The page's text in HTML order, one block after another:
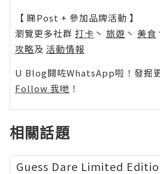
【 睇Post + 參加品牌活動 】
瀏覽更多社群 打卡 丶 旅遊 丶 美食
攻略及 活動情報
U Blog開咗WhatsApp啦！發掘
Follow 我哋 ！
相關話題
Guess Dare Limited